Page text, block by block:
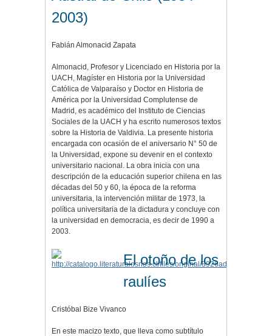
2003)
Fabián Almonacid Zapata
Almonacid, Profesor y Licenciado en Historia por la
UACH, Magíster en Historia por la Universidad
Católica de Valparaíso y Doctor en Historia de
América por la Universidad Complutense de
Madrid, es académico del Instituto de Ciencias
Sociales de la UACH y ha escrito numerosos textos
sobre la Historia de Valdivia. La presente historia
encargada con ocasión de el aniversario N° 50 de
la Universidad, expone su devenir en el contexto
universitario nacional. La obra inicia con una
descripción de la educación superior chilena en las
décadas del 50 y 60, la época de la reforma
universitaria, la intervención militar de 1973, la
política universitaria de la dictadura y concluye con
la universidad en democracia, es decir de 1990 a
2003.
El otoño de los
raulíes
Cristóbal Bize Vivanco
En este macizo texto, que lleva como subtítulo